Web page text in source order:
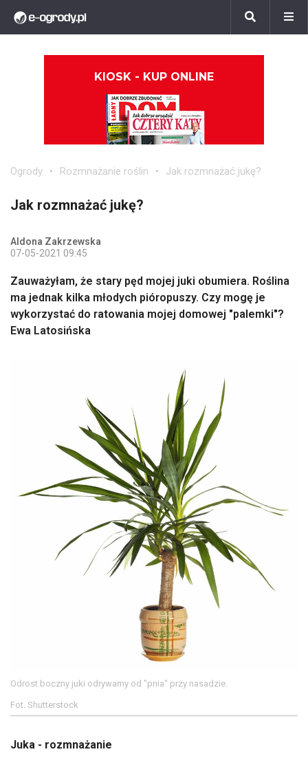
KIOSK - KUP ONLINE
Ogrody Rozmnażanie roślin Jak rozmnażać jukę?
Jak rozmnażać jukę?
Aldona Zakrzewska
07-05-2021 09:45
Zauważyłam, że stary pęd mojej juki obumiera. Roślina
ma jednak kilka młodych pióropuszy. Czy mogę je
wykorzystać do ratowania mojej domowej "palemki"?
Ewa Latosińska
Odrost boczny juki odrywamy od "pnia" przy nasadzie.
Fot. Shutterstock
Juka - rozmnażanie